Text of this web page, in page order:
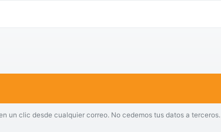
un clic desde cualquier correo. No cedemos tus datos a terceros.